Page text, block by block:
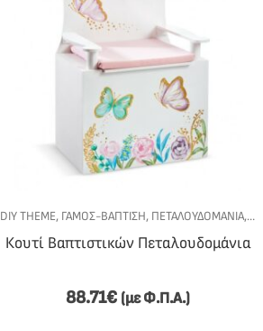
DIY THEME, ΓΆΜΟΣ-ΒΆΠΤΙΣΗ, ΠΕΤΑΛΟΥΔΟΜΆΝΙΑ,
Κουτί Βαπτιστικών Πεταλουδομάνια
88.71€ (με Φ.Π.Α.)